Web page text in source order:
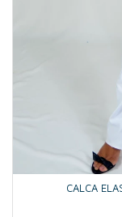
CALCA